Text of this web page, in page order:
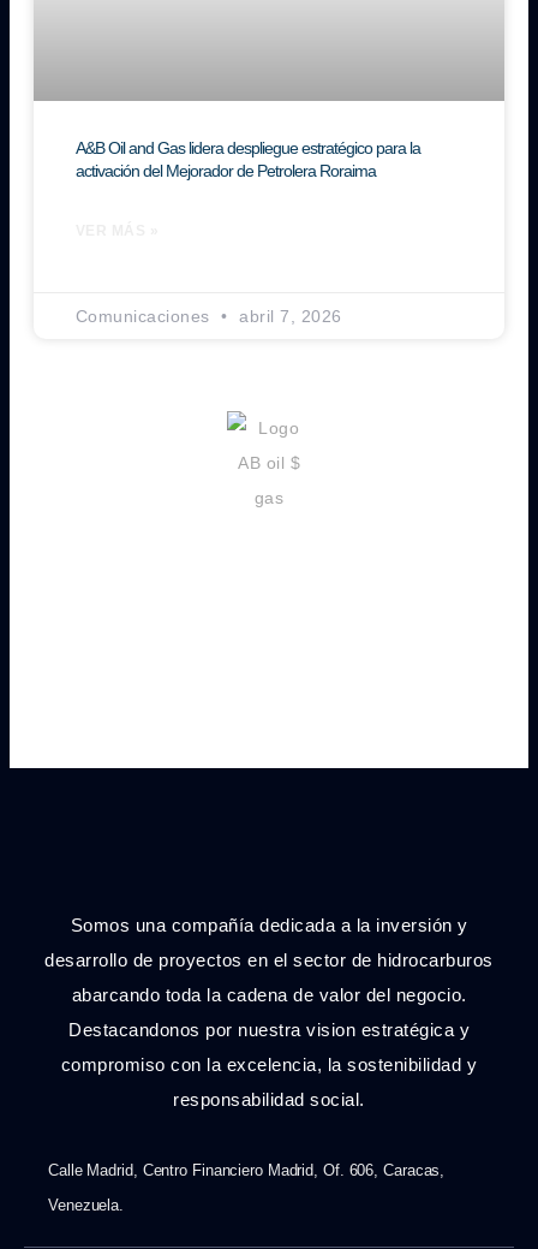
A&B Oil and Gas lidera despliegue estratégico para la
activación del Mejorador de Petrolera Roraima
Comunicaciones abril 7, 2026
Somos una compañía dedicada a la inversión y
desarrollo de proyectos en el sector de hidrocarburos
abarcando toda la cadena de valor del negocio.
Destacandonos por nuestra vision estratégica y
compromiso con la excelencia, la sostenibilidad y
responsabilidad social.
Calle Madrid, Centro Financiero Madrid, Of. 606, Caracas,
Venezuela.